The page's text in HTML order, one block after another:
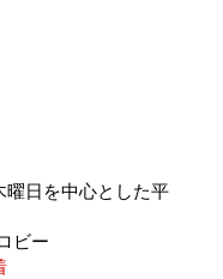
日を中心とした平
ビー